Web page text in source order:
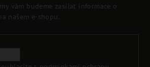
vám budeme zasílat informace o
našem e-shopu.